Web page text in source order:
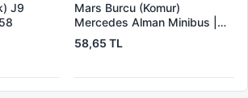
J9
Mars Burcu (Komur)
Mercedes Alman Minibus |
GOVA B035
58,65 TL